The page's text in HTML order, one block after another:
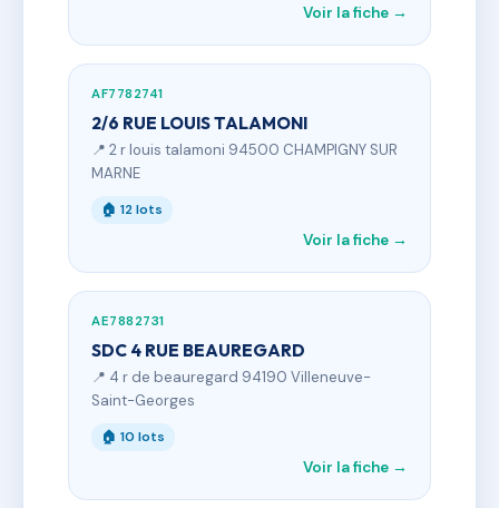
Voir la fiche →
AF7782741
2/6 RUE LOUIS TALAMONI
📍 2 r louis talamoni 94500 CHAMPIGNY SUR
MARNE
🏠 12 lots
Voir la fiche →
AE7882731
SDC 4 RUE BEAUREGARD
📍 4 r de beauregard 94190 Villeneuve-
Saint-Georges
🏠 10 lots
Voir la fiche →